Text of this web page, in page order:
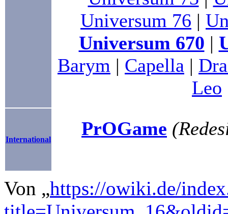
Universum 76 |
Universum 670 |
Barym | Capella |
Leo
International
PrOGame
Von „https://owiki.de/